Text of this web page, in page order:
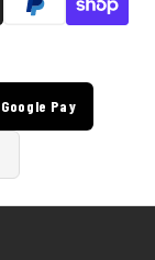
Google Pay